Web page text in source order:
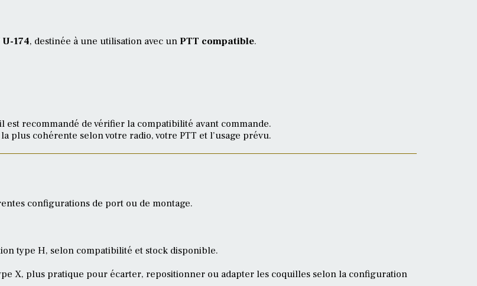
174, destinée à une utilisation avec unPTT compatible.
recommandé de vérifier la compatibilité avant commande.
cohérente selon votre radio, votre PTT et l’usage prévu.
configurations de port ou de montage.
type H, selon compatibilité et stock disponible.
X, plus pratique pour écarter, repositionner ou adapter les coquilles selon la configuration